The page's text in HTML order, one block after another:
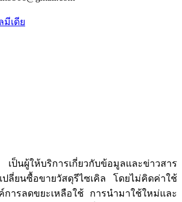
มีเดีย
เป็นผู้ให้บริการเกี่ยวกับข้อมูลและข่าวสาร
ปลี่ยนซื้อขายวัสดุรีไซเคิล โดยไม่คิดค่าใช้
การลดขยะเหลือใช้ การนำมาใช้ใหม่และ